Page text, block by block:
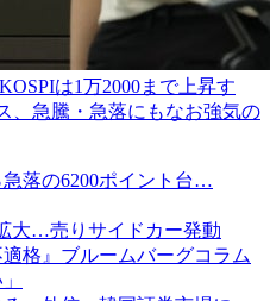
KOSPIは1万2000まで上昇す
、急騰・急落にもなお強気の
落の6200ポイント台…
大…売りサイドカー発動
格』ブルームバーグコラム